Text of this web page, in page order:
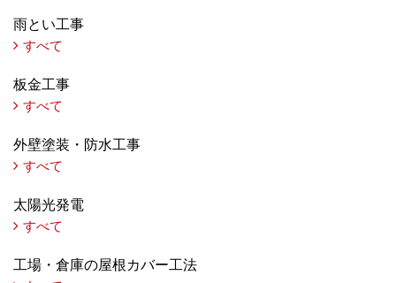
雨とい工事
すべて
板金工事
すべて
外壁塗装・防水工事
すべて
太陽光発電
すべて
工場・倉庫の屋根カバー工法